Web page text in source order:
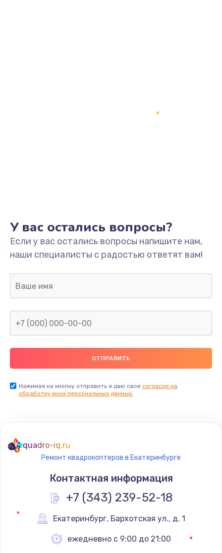
У вас остались вопросы?
Если у вас остались вопросы напишите нам,
наши специалисты с радостью ответят вам!
Нажимая на кнопку отправить я даю свое согласие на
обработку моих персональных данных.
quadro-iq.ru
Ремонт квадрокоптеров в Екатеринбурге
Контактная информация
+7 (343) 239-52-18
Екатеринбург, Бархотская ул., д. 1
ежедневно с 9:00 до 21:00